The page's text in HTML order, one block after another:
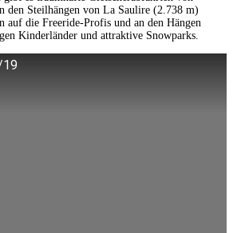
den Steilhängen von La Saulire (2.738 m)
auf die Freeride-Profis und an den Hängen
Kinderländer und attraktive Snowparks.
19